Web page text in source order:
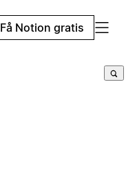
Få Notion gratis